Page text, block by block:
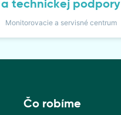
a technickej podpory
Monitorovacie a servisné centrum
Čo robíme